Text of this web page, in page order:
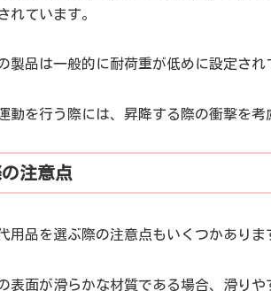
れています。
製品は一般的に耐荷重が低めに設定され
動を行う際には、昇降する際の衝撃を考
注意点
用品を選ぶ際の注意点もいくつかありま
表面が滑らかな材質である場合、滑りや